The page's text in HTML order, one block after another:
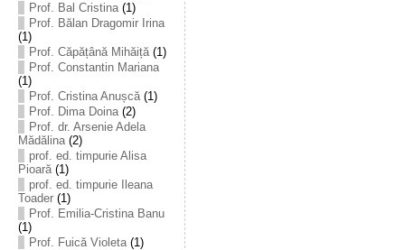
Prof. Bal Cristina(1)
Prof. Bălan Dragomir Irina
(1)
Prof. Căpățână Mihăiță(1)
Prof. Constantin Mariana
(1)
Prof. Cristina Anușcă(1)
Prof. Dima Doina(2)
Prof. dr. Arsenie Adela
Mădălina(2)
prof. ed. timpurie Alisa
Pioară(1)
prof. ed. timpurie Ileana
Toader(1)
Prof. Emilia-Cristina Banu
(1)
Prof. Fuică Violeta(1)